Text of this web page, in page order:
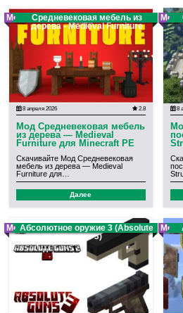
Мод
Средневековая мебель из
дерева - Medieval Furniture
8 апреля 2026 2.8
Мод Средневековая мебель
из дерева — Medieval
Furniture для Minecraft PE
Скачивайте Мод Средневековая
мебель из дерева — Medieval
Furniture для…
Далее
Мод
8
МодАбсолютное оружие 3 (Absolute
Guns 3)
Мод